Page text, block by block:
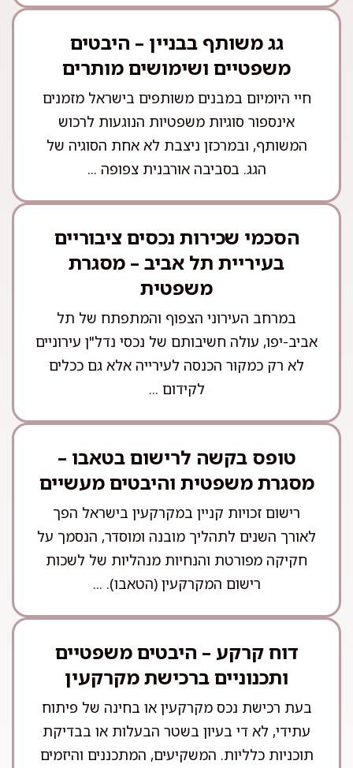
גג משותף בבניין – היבטים
משפטיים ושימושים מותרים
חיי היומיום במבנים משותפים בישראל מזמנים
אינספור סוגיות משפטיות הנוגעות לרכוש
המשותף, ובמרכזן ניצבת לא אחת הסוגיה של
הגג. בסביבה אורבנית צפופה ...
הסכמי שכירות נכסים ציבוריים
בעיריית תל אביב – מסגרת
משפטית
במרחב העירוני הצפוף והמתפתח של תל
אביב-יפו, עולה חשיבותם של נכסי נדל"ן עירוניים
לא רק כמקור הכנסה לעירייה אלא גם ככלים
לקידום ...
טופס בקשה לרישום בטאבו –
מסגרת משפטית והיבטים מעשיים
רישום זכויות קניין במקרקעין בישראל הפך
לאורך השנים לתהליך מובנה ומוסדר, הנסמך על
חקיקה מפורטת והנחיות מנהליות של לשכות
רישום המקרקעין (הטאבו). ...
דוח קרקע – היבטים משפטיים
ותכנוניים ברכישת מקרקעין
בעת רכישת נכס מקרקעין או בחינה של פיתוח
עתידי, לא די בעיון בשטר הבעלות או בבדיקת
תוכניות כלליות. המשקיעים, המתכננים והיזמים